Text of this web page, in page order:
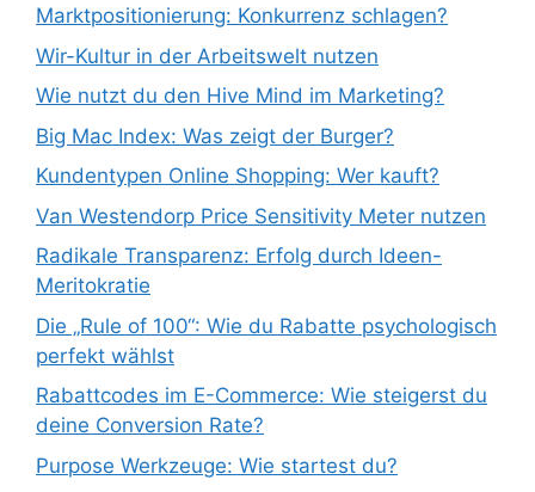
Marktpositionierung: Konkurrenz schlagen?
Wir-Kultur in der Arbeitswelt nutzen
Wie nutzt du den Hive Mind im Marketing?
Big Mac Index: Was zeigt der Burger?
Kundentypen Online Shopping: Wer kauft?
Van Westendorp Price Sensitivity Meter nutzen
Radikale Transparenz: Erfolg durch Ideen-
Meritokratie
Die „Rule of 100“: Wie du Rabatte psychologisch
perfekt wählst
Rabattcodes im E-Commerce: Wie steigerst du
deine Conversion Rate?
Purpose Werkzeuge: Wie startest du?